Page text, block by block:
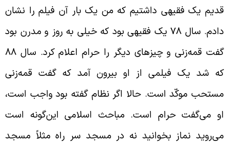
یک فقیهی داشتیم که من یک بار آن فیلم را نشان
دادم. سال 78 یک فقیهی بود که خیلی به روز و مدرن بود
گفت قمه‌زنی و چیزهای دیگر را حرام اعلام کرد. سال 88
شد یک فیلمی از او بیرون آمد که گفت قمه‌زنی
موکّد است. حالا اگر نظام گفته بود واجب است،
می‌گفت حرام است. مباحث اسلامی این‌گونه است
نماز بخوانید نه در مسجد سر راه مثلاً مسجد